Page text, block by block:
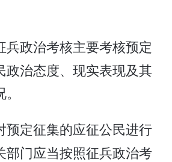
政治考核主要考核预定
政治态度、现实表现及其
定征集的应征公民进行
部门应当按照征兵政治考